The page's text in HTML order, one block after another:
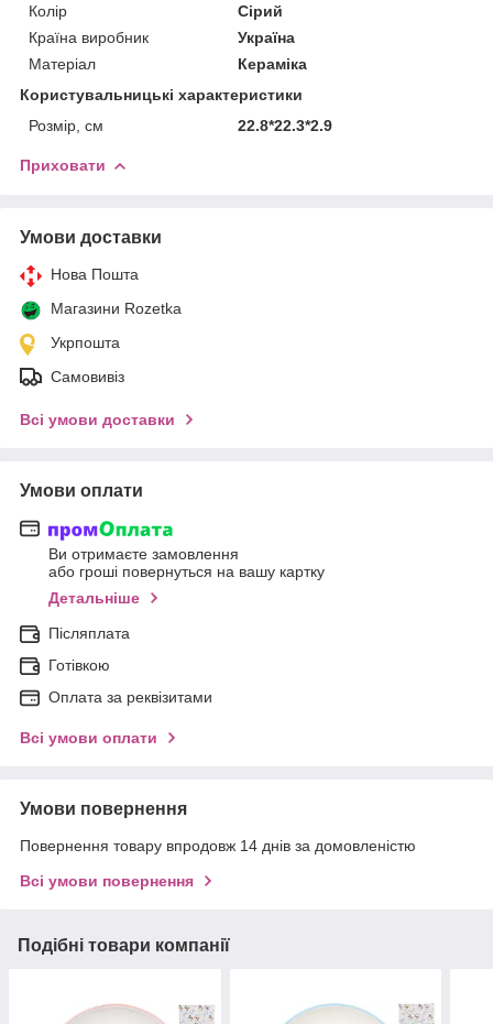
Колір
Сірий
Країна виробник
Україна
Матеріал
Кераміка
Користувальницькі характеристики
Розмір, см
22.8*22.3*2.9
Приховати
Умови доставки
Нова Пошта
Магазини Rozetka
Укрпошта
Самовивіз
Всі умови доставки
Умови оплати
Ви отримаєте замовлення
або гроші повернуться на вашу картку
Детальніше
Післяплата
Готівкою
Оплата за реквізитами
Всі умови оплати
Умови повернення
Повернення товару впродовж 14 днів за домовленістю
Всі умови повернення
Подібні товари компанії